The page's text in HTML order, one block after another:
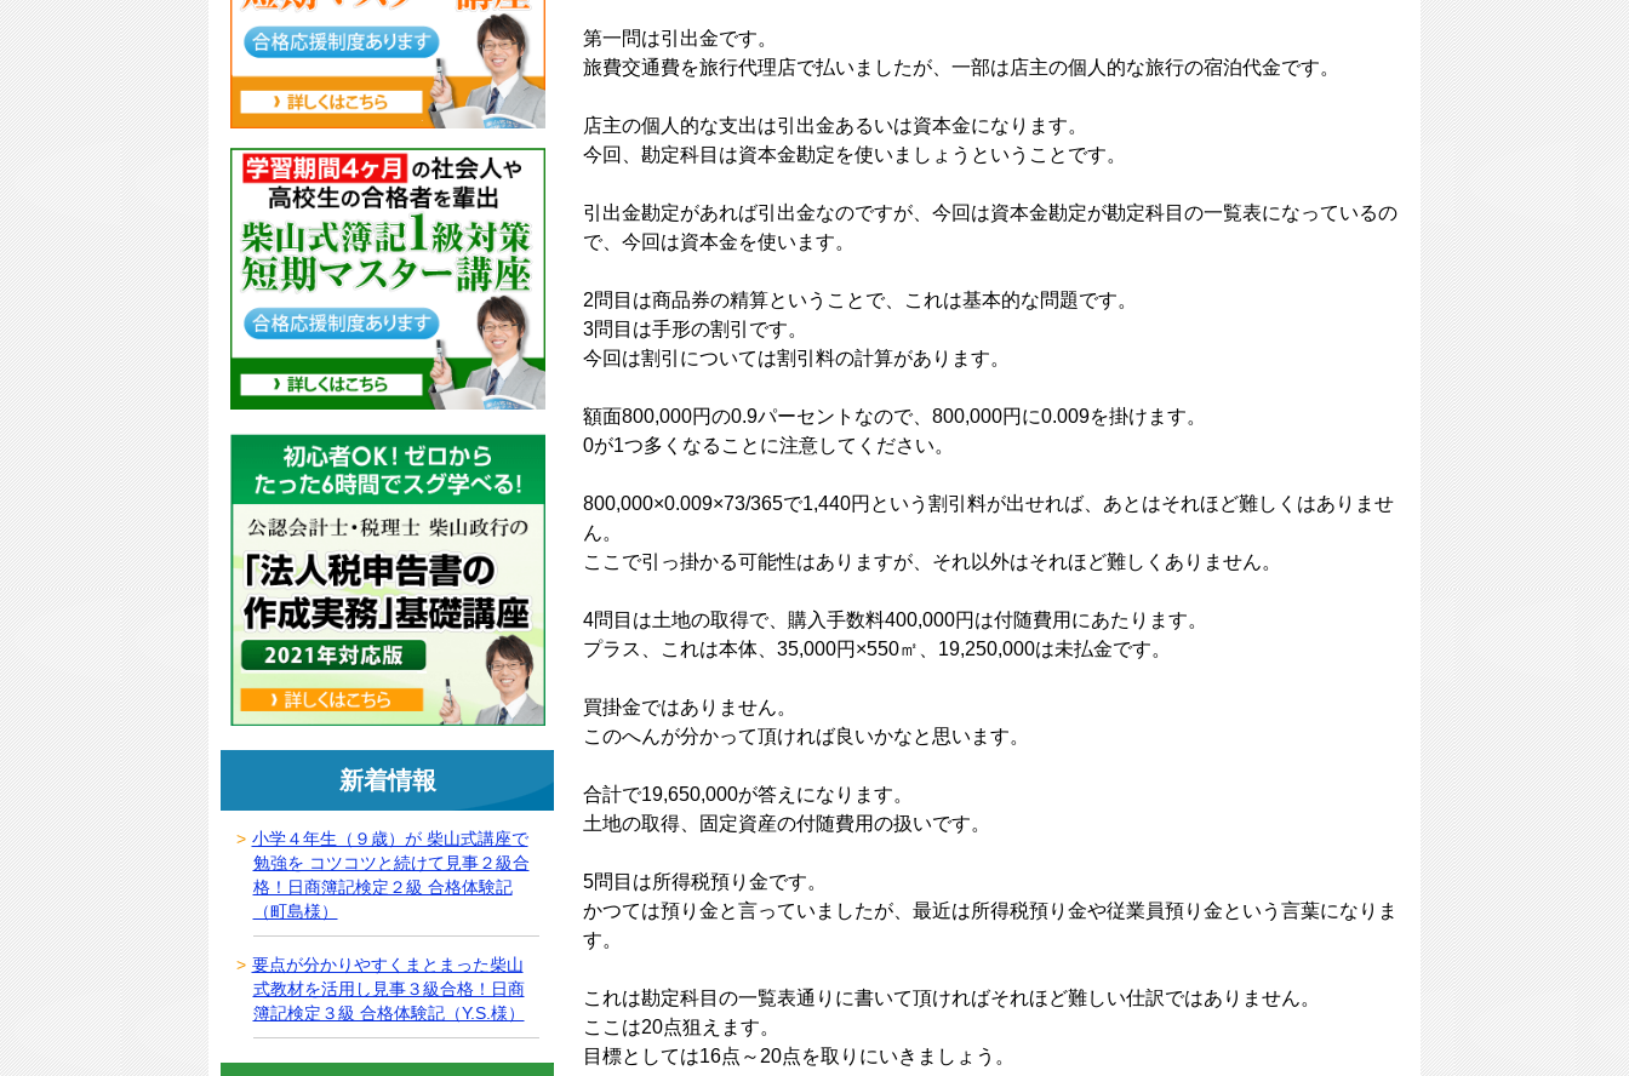
第一問は引出金です。
旅費交通費を旅行代理店で払いましたが、一部は店主の個人的な旅行の宿泊代金です。
店主の個人的な支出は引出金あるいは資本金になります。
今回、勘定科目は資本金勘定を使いましょうということです。
引出金勘定があれば引出金なのですが、今回は資本金勘定が勘定科目の一覧表になっているの
で、今回は資本金を使います。
2問目は商品券の精算ということで、これは基本的な問題です。
3問目は手形の割引です。
今回は割引については割引料の計算があります。
額面800,000円の0.9パーセントなので、800,000円に0.009を掛けます。
0が1つ多くなることに注意してください。
800,000×0.009×73/365で1,440円という割引料が出せれば、あとはそれほど難しくはありませ
ん。
ここで引っ掛かる可能性はありますが、それ以外はそれほど難しくありません。
4問目は土地の取得で、購入手数料400,000円は付随費用にあたります。
プラス、これは本体、35,000円×550㎡、19,250,000は未払金です。
買掛金ではありません。
このへんが分かって頂ければ良いかなと思います。
合計で19,650,000が答えになります。
土地の取得、固定資産の付随費用の扱いです。
5問目は所得税預り金です。
かつては預り金と言っていましたが、最近は所得税預り金や従業員預り金という言葉になりま
す。
これは勘定科目の一覧表通りに書いて頂ければそれほど難しい仕訳ではありません。
ここは20点狙えます。
目標としては16点～20点を取りにいきましょう。
新着情報
小学４年生（９歳）が 柴山式講座で
勉強を コツコツと続けて見事２級合
格！日商簿記検定２級 合格体験記
（町島様）
要点が分かりやすくまとまった柴山
式教材を活用し見事３級合格！日商
簿記検定３級 合格体験記（Y.S.様）